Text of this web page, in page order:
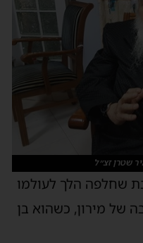
שטרן זצ״ל
שחלפה הלך לעולמו
של מירון, כשהוא בן